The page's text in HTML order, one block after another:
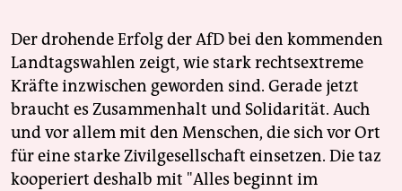
Der drohende Erfolg der AfD bei den kommenden
Landtagswahlen zeigt, wie stark rechtsextreme
Kräfte inzwischen geworden sind. Gerade jetzt
braucht es Zusammenhalt und Solidarität. Auch
und vor allem mit den Menschen, die sich vor Ort
für eine starke Zivilgesellschaft einsetzen. Die taz
kooperiert deshalb mit "Alles beginnt im